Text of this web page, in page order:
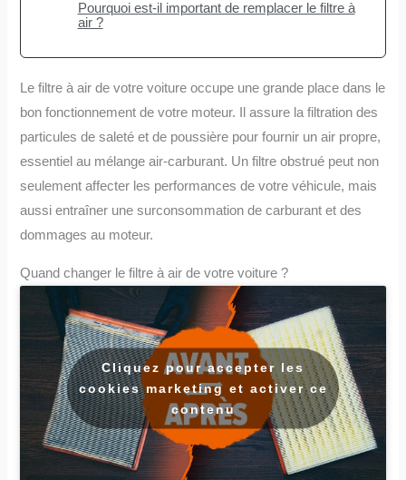
Pourquoi est-il important de remplacer le filtre à
air ?
Le filtre à air de votre voiture occupe une grande place dans le
bon fonctionnement de votre moteur. Il assure la filtration des
particules de saleté et de poussière pour fournir un air propre,
essentiel au mélange air-carburant. Un filtre obstrué peut non
seulement affecter les performances de votre véhicule, mais
aussi entraîner une surconsommation de carburant et des
dommages au moteur.
Quand changer le filtre à air de votre voiture ?
Cliquez pour accepter les
cookies marketing et activer ce
contenu